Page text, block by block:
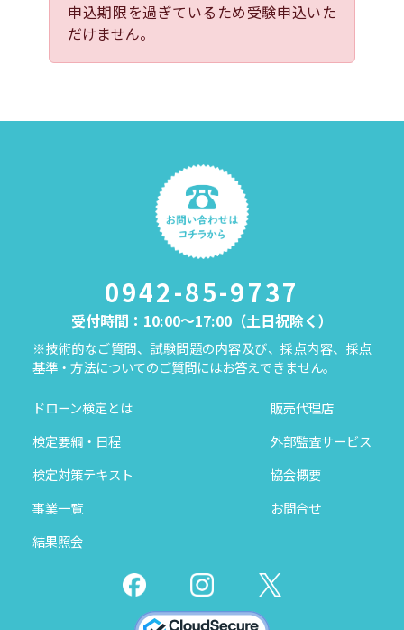
申込期限を過ぎているため受験申込いた
だけません。
0942-85-9737
受付時間：10:00～17:00（土日祝除く）
※技術的なご質問、試験問題の内容及び、採点内容、採点
基準・方法についてのご質問にはお答えできません。
ドローン検定とは
検定要綱・日程
検定対策テキスト
事業一覧
結果照会
販売代理店
外部監査サービス
協会概要
お問合せ